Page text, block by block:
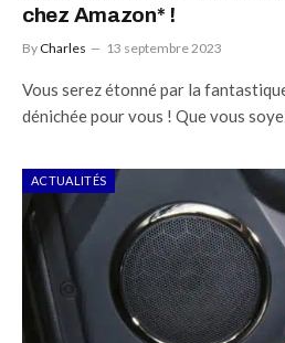
chez Amazon* !
By Charles 13 septembre 2023
Vous serez étonné par la
dénichée pour vous ! Que vous
ACTUALITÉS